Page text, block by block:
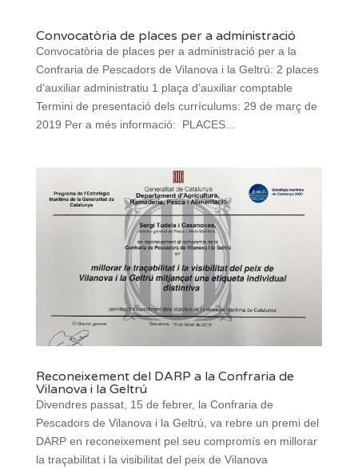
Convocatòria de places per a administració
Convocatòria de places per a administració per a la
Confraria de Pescadors de Vilanova i la Geltrú: 2 places
d’auxiliar administratiu 1 plaça d’auxiliar comptable
Termini de presentació dels currículums: 29 de març de
2019 Per a més informació: PLACES...
Reconeixement del DARP a la Confraria de
Vilanova i la Geltrú
Divendres passat, 15 de febrer, la Confraria de
Pescadors de Vilanova i la Geltrú, va rebre un premi del
DARP en reconeixement pel seu compromís en millorar
la traçabilitat i la visibilitat del peix de Vilanova